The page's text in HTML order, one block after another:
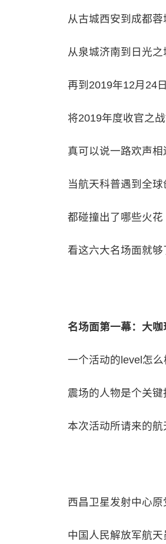
从古城西安到成都蓉
从泉城济南到日光之
再到2019年12月24
将2019年度收官之
真可以说一路欢声相
当航天科普遇到全球
都碰撞出了哪些火花
看这六大名场面就够
名场面第一幕：大
一个活动的level怎么
震场的人物是个关键
本次活动所请来的
西昌卫星发射中心
中国人民解放军航